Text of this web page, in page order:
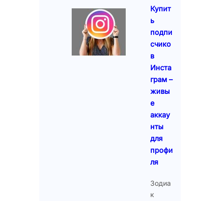
Купит
ь
подпи
счико
в
Инста
грам –
живы
е
аккау
нты
для
профи
ля
Зодиа
к